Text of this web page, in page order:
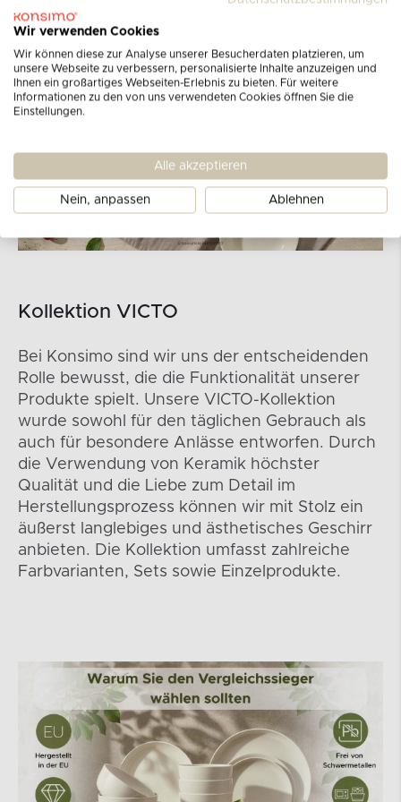
Kollektion VICTO
Bei Konsimo sind wir uns der entscheidenden
Rolle bewusst, die die Funktionalität unserer
Produkte spielt. Unsere VICTO-Kollektion
wurde sowohl für den täglichen Gebrauch als
auch für besondere Anlässe entworfen. Durch
die Verwendung von Keramik höchster
Qualität und die Liebe zum Detail im
Herstellungsprozess können wir mit Stolz ein
äußerst langlebiges und ästhetisches Geschirr
anbieten. Die Kollektion umfasst zahlreiche
Farbvarianten, Sets sowie Einzelprodukte.
Wir verwenden Cookies
Wir können diese zur Analyse unserer Besucherdaten platzieren, um
unsere Webseite zu verbessern, personalisierte Inhalte anzuzeigen und
Ihnen ein großartiges Webseiten-Erlebnis zu bieten. Für weitere
Informationen zu den von uns verwendeten Cookies öffnen Sie die
Einstellungen.
Alle akzeptieren
Nein, anpassen Ablehnen